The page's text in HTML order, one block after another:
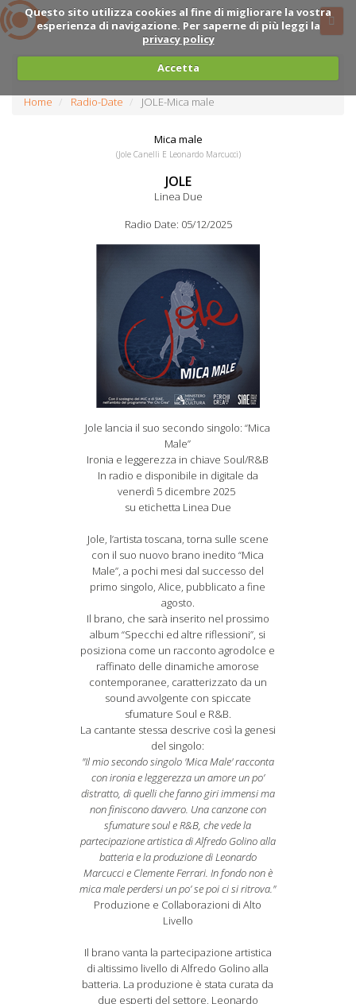
Questo sito utilizza cookies al fine di migliorare la vostra
esperienza di navigazione. Per saperne di più leggi la
privacy policy
Accetta
Home Radio-Date JOLE-Mica male
Mica male
(Jole Canelli E Leonardo Marcucci)
JOLE
Linea Due
Radio Date: 05/12/2025
Jole lancia il suo secondo singolo: “Mica
Male”
Ironia e leggerezza in chiave Soul/R&B
In radio e disponibile in digitale da
venerdì 5 dicembre 2025
su etichetta Linea Due
Jole, l’artista toscana, torna sulle scene
con il suo nuovo brano inedito “Mica
Male”, a pochi mesi dal successo del
primo singolo, Alice, pubblicato a fine
agosto.
Il brano, che sarà inserito nel prossimo
album “Specchi ed altre riflessioni”, si
posiziona come un racconto agrodolce e
raffinato delle dinamiche amorose
contemporanee, caratterizzato da un
sound avvolgente con spiccate
sfumature Soul e R&B.
La cantante stessa descrive così la genesi
del singolo:
"Il mio secondo singolo 'Mica Male' racconta
con ironia e leggerezza un amore un po’
distratto, di quelli che fanno giri immensi ma
non finiscono davvero. Una canzone con
sfumature soul e R&B, che vede la
partecipazione artistica di Alfredo Golino alla
batteria e la produzione di Leonardo
Marcucci e Clemente Ferrari. In fondo non è
mica male perdersi un po’ se poi ci si ritrova."
Produzione e Collaborazioni di Alto
Livello
Il brano vanta la partecipazione artistica
di altissimo livello di Alfredo Golino alla
batteria. La produzione è stata curata da
due esperti del settore, Leonardo